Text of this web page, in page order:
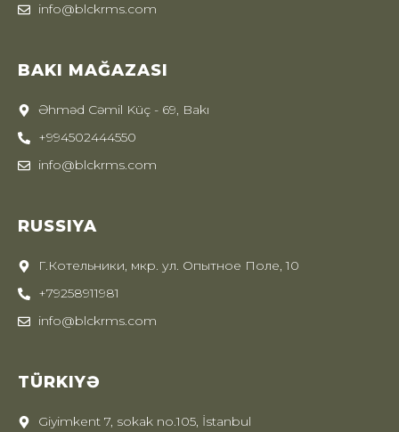
info@blckrms.com
BAKI MAĞAZASI
Əhməd Cəmil Küç - 69, Bakı
+994502444550
info@blckrms.com
RUSSIYA
Г.Котельники, мкр. ул. Опытное Поле, 10
+79258911981
info@blckrms.com
TÜRKIYƏ
Giyimkent 7, sokak no.105, İstanbul